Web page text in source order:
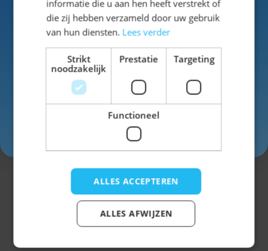
Maak jouw feest
compleet
Combineer jouw bestek met
tafelversiering
Oktoberfest decoratie en
Bestel eenvoudig jouw
bestek
Klaar om jouw feest compleet te maken?
Kies jouw favoriete Oktoberfest bestek en
zorg voor een praktische en sfeervolle
informatie die u aan hen heeft verstrekt of
die zij hebben verzameld door uw gebruik
van hun diensten. Lees verder
Strikt
noodzakelijk
Prestatie Targeting
Functioneel
ALLES ACCEPTEREN
ALLES AFWIJZEN
Schrijf je nuin voor de nieuwsbrief en ontvang toegang
tot exclusieve kortingen!
Voor- en achternaam
Inschrijven